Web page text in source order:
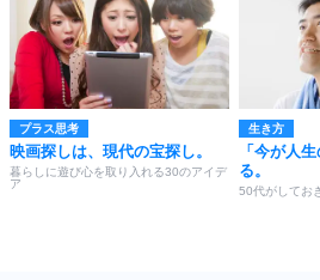
プラス思考
映画探しは、現代の宝探し。
暮らしに遊び心を取り入れる30のアイデ
ア
生き方
「今が人
る。
50代がしてお